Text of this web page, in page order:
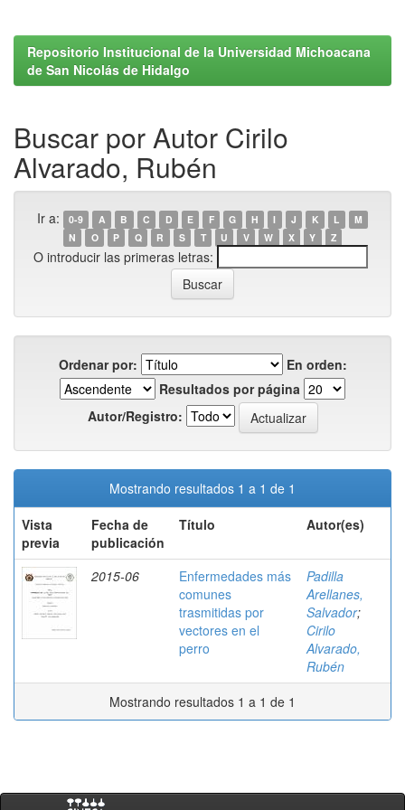
Repositorio Institucional de la Universidad Michoacana
de San Nicolás de Hidalgo
Buscar por Autor Cirilo
Alvarado, Rubén
Ir a: 0-9 A B C D E F G H I J K L
M
N
O P Q R S T U V W X Y Z
O introducir las primeras letras:
Ordenar por:
En orden:
Resultados por página
Autor/Registro:
Mostrando resultados 1 a 1 de 1
Vista
previa
Fecha de
publicación
Título Autor(es)
2015-06
Enfermedades más
comunes
trasmitidas por
vectores en el
perro
Padilla
Arellanes,
Salvador;
Cirilo
Alvarado,
Rubén
Mostrando resultados 1 a 1 de 1